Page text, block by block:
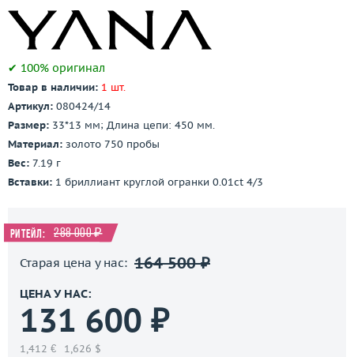
Контакты
✔ 100% оригинал
Товар в наличии: 1 шт.
Артикул: 080424/14
Размер: 33*13 мм; Длина цепи: 450 мм.
Материал: золото 750 пробы
Вес: 7.19 г
Вставки: 1 бриллиант круглой огранки 0.01ct 4/3
Ритейл: 288 000 ₽
Старая цена у нас: 164 500 ₽
ЦЕНА У НАС:
131 600 ₽
1,412 € 1,626 $